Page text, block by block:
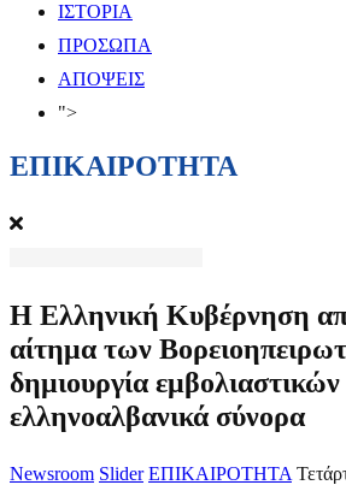
ΙΣΤΟΡΙΑ
ΠΡΟΣΩΠΑ
ΑΠΟΨΕΙΣ
">
ΕΠΙΚΑΙΡΟΤΗΤΑ
Η Ελληνική Κυβέρνηση
αίτημα των
δημιουργία
ελληνοαλβανικά σύνορα
Newsroom Slider ΕΠΙΚΑΙΡΟΤΗΤΑ